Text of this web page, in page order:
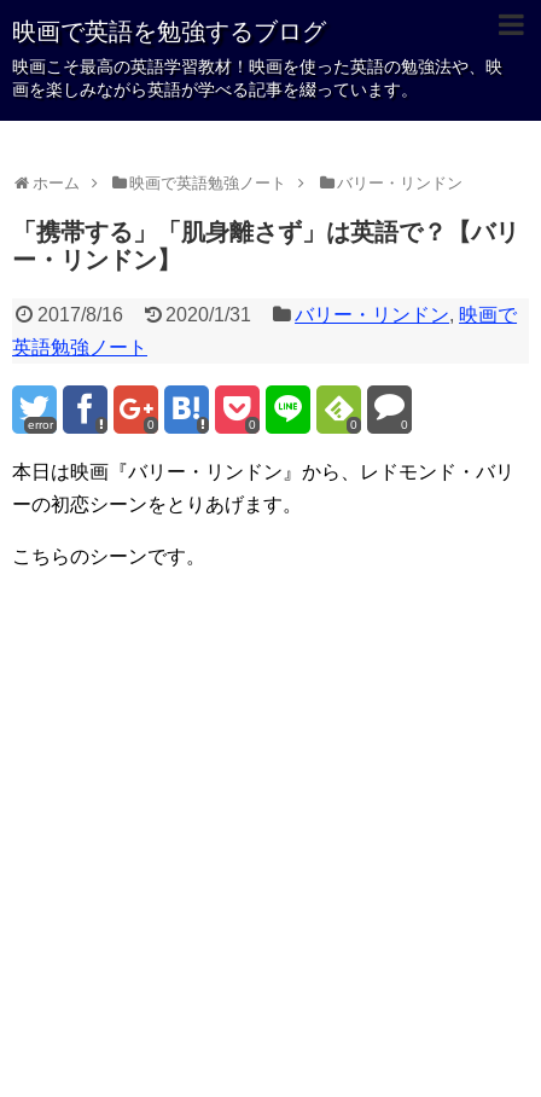
映画で英語を勉強するブログ
映画こそ最高の英語学習教材！映画を使った英語の勉強法や、映
画を楽しみながら英語が学べる記事を綴っています。
ホーム 映画で英語勉強ノート バリー・リンドン
「携帯する」「肌身離さず」は英語で？【バリ
ー・リンドン】
2017/8/16 2020/1/31 バリー・リンドン, 映画で
英語勉強ノート
error 0 0 0 0
本日は映画『バリー・リンドン』から、レドモンド・バリ
ーの初恋シーンをとりあげます。
こちらのシーンです。